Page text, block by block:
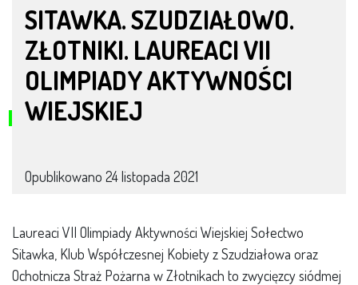
SITAWKA. SZUDZIAŁOWO.
ZŁOTNIKI. LAUREACI VII
OLIMPIADY AKTYWNOŚCI
WIEJSKIEJ
Opublikowano 24 listopada 2021
Laureaci VII Olimpiady Aktywności Wiejskiej Sołectwo
Sitawka, Klub Współczesnej Kobiety z Szudziałowa oraz
Ochotnicza Straż Pożarna w Złotnikach to zwycięzcy siódmej